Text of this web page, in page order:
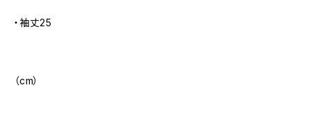
・袖丈25
（cm）